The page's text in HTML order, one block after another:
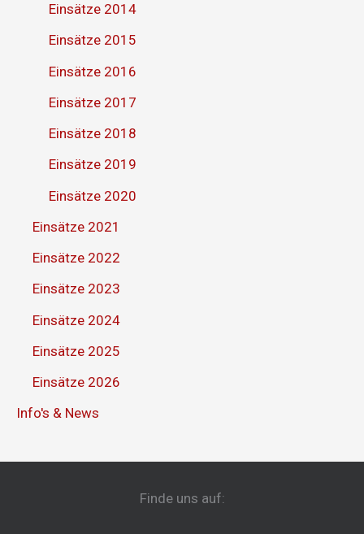
Einsätze 2014
Einsätze 2015
Einsätze 2016
Einsätze 2017
Einsätze 2018
Einsätze 2019
Einsätze 2020
Einsätze 2021
Einsätze 2022
Einsätze 2023
Einsätze 2024
Einsätze 2025
Einsätze 2026
Info's & News
Finde uns auf: